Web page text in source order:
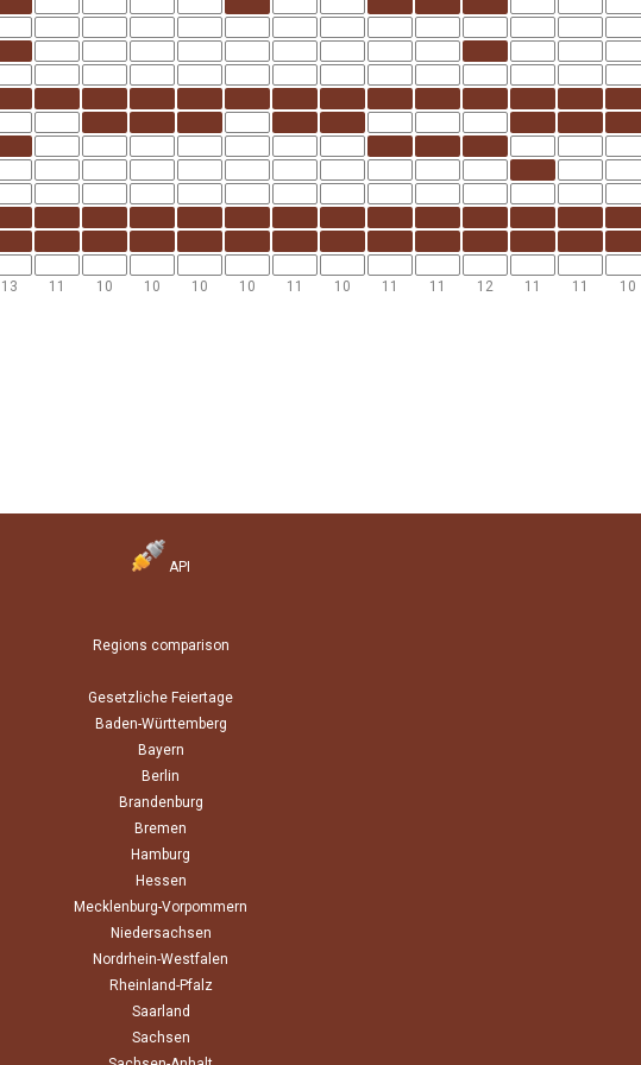
13 11 10 10 10 10 11 10 11 11 12 11 11 10
API
Regions comparison
Gesetzliche Feiertage
Baden-Württemberg
Bayern
Berlin
Brandenburg
Bremen
Hamburg
Hessen
Mecklenburg-Vorpommern
Niedersachsen
Nordrhein-Westfalen
Rheinland-Pfalz
Saarland
Sachsen